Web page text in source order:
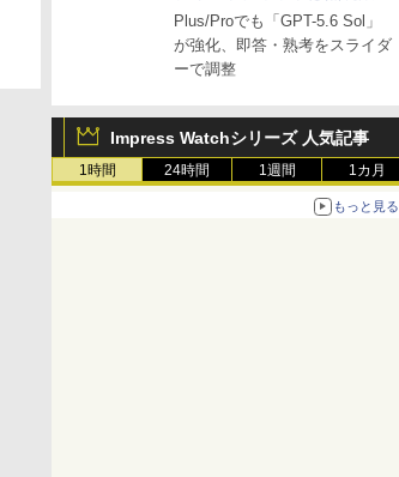
Plus/Proでも「GPT-5.6 Sol」
が強化、即答・熟考をスライダ
ーで調整
Impress Watchシリーズ 人気記事
1時間 24時間 1週間 1カ月
もっと見る